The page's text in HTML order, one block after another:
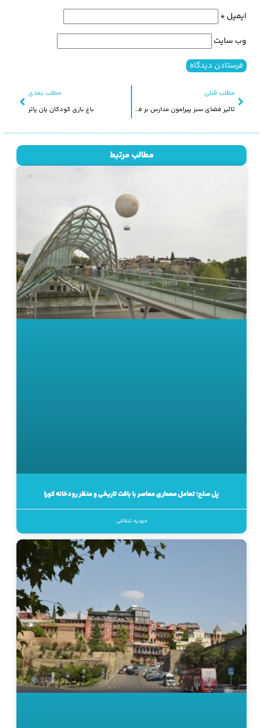
مطلب قبلی
تاثیر فضای سبز پیرامون مدارس بر فعالیت فیزیکی دانش آموزان
مطلب بعدی
باغ بازی کودکان یان پاتر
ایمیل*
وب‌ سایت
مطالب مرتبط
پل صلح؛ تعامل معماری معاصر با بافت تاریخی و منظر رودخانه کورا
مهدیه شقاقی